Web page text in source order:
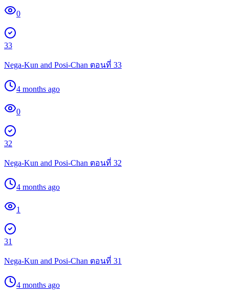
0
33
Nega-Kun and Posi-Chan ตอนที่ 33
4 months ago
0
32
Nega-Kun and Posi-Chan ตอนที่ 32
4 months ago
1
31
Nega-Kun and Posi-Chan ตอนที่ 31
4 months ago